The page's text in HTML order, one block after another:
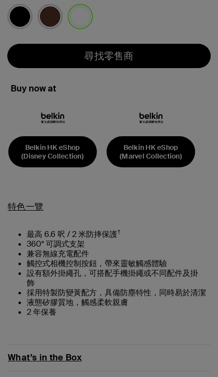
尋找零售商
Buy now at
Belkin HK eShop
(Disney Collection)
Belkin HK eShop
(Marvel Collection)
特色一覽
最高 6.6 呎 / 2 米防摔保護†
360° 可調式支架
兼容無線充電配件
觸控式相機控制按鈕，帶來靈敏觸感體驗
設有額外掛繩孔，可搭配手機掛繩或不同配件及掛
飾
採用特製防變黃配方，具備防塵特性，同時易於清潔
液態矽膠質地，觸感柔軟親膚
2 年保養
What’s in the Box